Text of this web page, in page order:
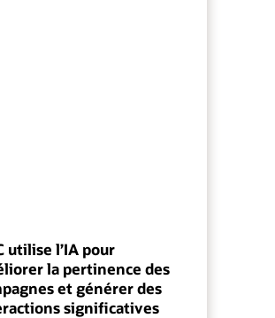
utilise l’IA pour
la pertinence des
et générer des
significatives